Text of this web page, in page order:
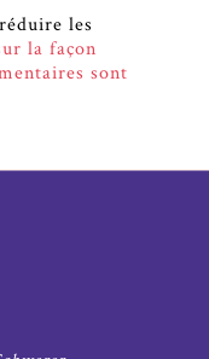
les
la façon
sont